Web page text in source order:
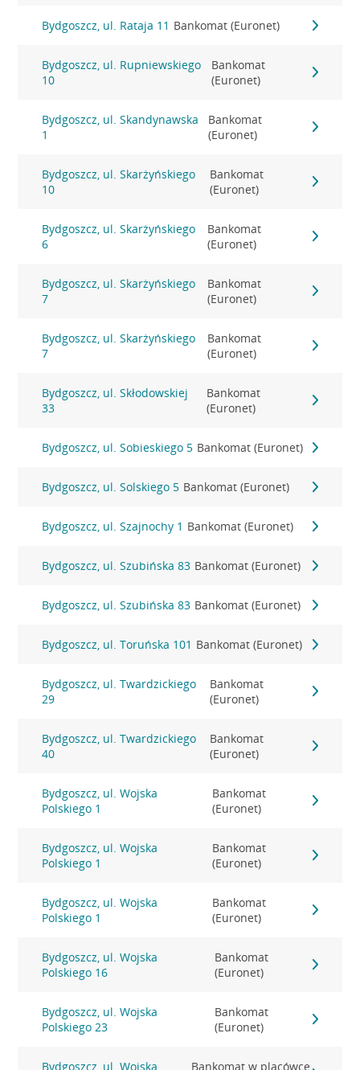
Bydgoszcz, ul. Rataja 11 Bankomat (Euronet)
Bydgoszcz, ul. Rupniewskiego
10
Bankomat
(Euronet)
Bydgoszcz, ul. Skandynawska
1
Bankomat
(Euronet)
Bydgoszcz, ul. Skarżyńskiego
10
Bankomat
(Euronet)
Bydgoszcz, ul. Skarżyńskiego
6
Bankomat
(Euronet)
Bydgoszcz, ul. Skarżyńskiego
7
Bankomat
(Euronet)
Bydgoszcz, ul. Skarżyńskiego
7
Bankomat
(Euronet)
Bydgoszcz, ul. Skłodowskiej
33
Bankomat
(Euronet)
Bydgoszcz, ul. Sobieskiego 5 Bankomat (Euronet)
Bydgoszcz, ul. Solskiego 5 Bankomat (Euronet)
Bydgoszcz, ul. Szajnochy 1 Bankomat (Euronet)
Bydgoszcz, ul. Szubińska 83 Bankomat (Euronet)
Bydgoszcz, ul. Szubińska 83 Bankomat (Euronet)
Bydgoszcz, ul. Toruńska 101 Bankomat (Euronet)
Bydgoszcz, ul. Twardzickiego
29
Bankomat
(Euronet)
Bydgoszcz, ul. Twardzickiego
40
Bankomat
(Euronet)
Bydgoszcz, ul. Wojska
Polskiego 1
Bankomat
(Euronet)
Bydgoszcz, ul. Wojska
Polskiego 1
Bankomat
(Euronet)
Bydgoszcz, ul. Wojska
Polskiego 1
Bankomat
(Euronet)
Bydgoszcz, ul. Wojska
Polskiego 16
Bankomat
(Euronet)
Bydgoszcz, ul. Wojska
Polskiego 23
Bankomat
(Euronet)
Bydgoszcz, ul. Wojska Bankomat w placówce